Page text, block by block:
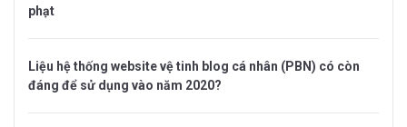
phạt
Liệu hệ thống website vệ tinh blog cá nhân (PBN) có còn
đáng để sử dụng vào năm 2020?